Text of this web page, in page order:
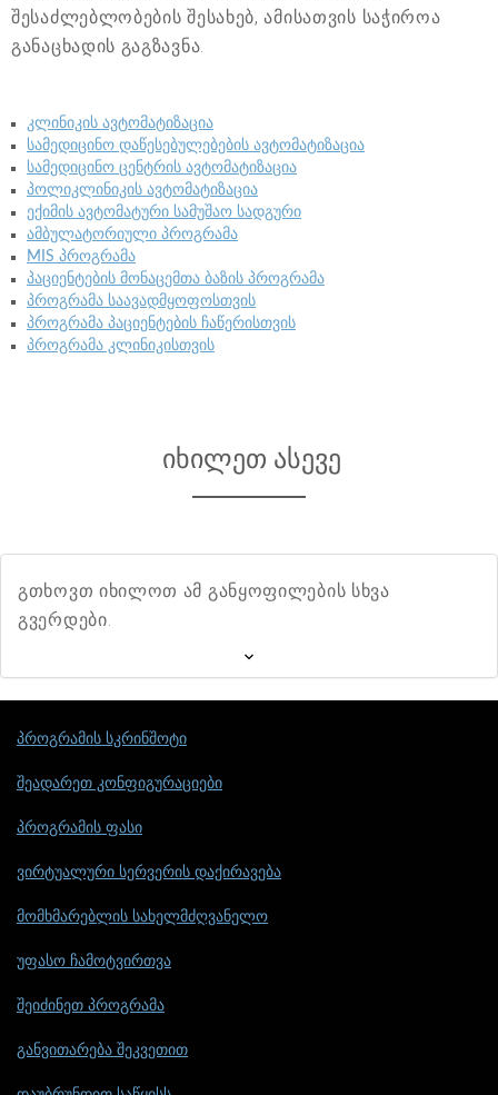
შესაძლებლობების შესახებ, ამისათვის საჭიროა
განაცხადის გაგზავნა.
კლინიკის ავტომატიზაცია
სამედიცინო დაწესებულებების ავტომატიზაცია
სამედიცინო ცენტრის ავტომატიზაცია
პოლიკლინიკის ავტომატიზაცია
ექიმის ავტომატური სამუშაო სადგური
ამბულატორიული პროგრამა
MIS პროგრამა
პაციენტების მონაცემთა ბაზის პროგრამა
პროგრამა საავადმყოფოსთვის
პროგრამა პაციენტების ჩაწერისთვის
პროგრამა კლინიკისთვის
იხილეთ ასევე
გთხოვთ იხილოთ ამ განყოფილების სხვა
გვერდები.
პროგრამის სკრინშოტი
შეადარეთ კონფიგურაციები
პროგრამის ფასი
ვირტუალური სერვერის დაქირავება
მომხმარებლის სახელმძღვანელო
უფასო ჩამოტვირთვა
შეიძინეთ პროგრამა
განვითარება შეკვეთით